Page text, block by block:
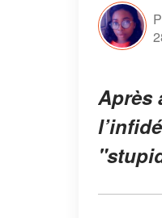
Après